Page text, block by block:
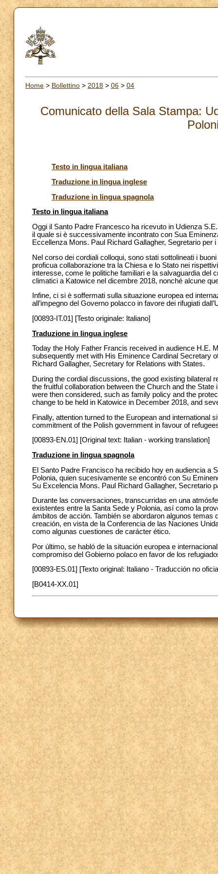
Home > Bollettino > 2018 > 06 > 04
Comunicato della Sala Stampa:
Testo in lingua italiana
Traduzione in lingua inglese
Traduzione in lingua spagnola
Testo in lingua italiana
Oggi il Santo Padre Francesco ha ricevuto in Udienza
il quale si è successivamente incontrato con Sua
Eccellenza Mons. Paul Richard Gallagher, Segretario per
Nel corso dei cordiali colloqui, sono stati sottolineati i
proficua collaborazione tra la Chiesa e lo Stato nei
interesse, come le politiche familiari e la salvaguardia del
climatici a Katowice nel dicembre 2018, nonché alcune
Infine, ci si è soffermati sulla situazione europea ed
all’impegno del Governo polacco in favore dei rifugiati
[00893-IT.01] [Testo originale: Italiano]
Traduzione in lingua inglese
Today the Holy Father Francis received in audience H.E.
subsequently met with His Eminence Cardinal Secretary
Richard Gallagher, Secretary for Relations with States.
During the cordial discussions, the good existing bilateral
the fruitful collaboration between the Church and the
were then considered, such as family policy and the
change to be held in Katowice in December 2018, and
Finally, attention turned to the European and international
commitment of the Polish government in favour of
[00893-EN.01] [Original text: Italian - working translation]
Traduzione in lingua spagnola
El Santo Padre Francisco ha recibido hoy en audiencia a
Polonia, quien sucesivamente se encontró con Su
Su Excelencia Mons. Paul Richard Gallagher, Secretario
Durante las conversaciones, transcurridas en una
existentes entre la Santa Sede y Polonia, así como la
ámbitos de acción. También se abordaron algunos
creación, en vista de la Conferencia de las Naciones
como algunas cuestiones de carácter ético.
Por último, se habló de la situación europea e
compromiso del Gobierno polaco en favor de los
[00893-ES.01] [Texto original: Italiano - Traducción no
[B0414-XX.01]